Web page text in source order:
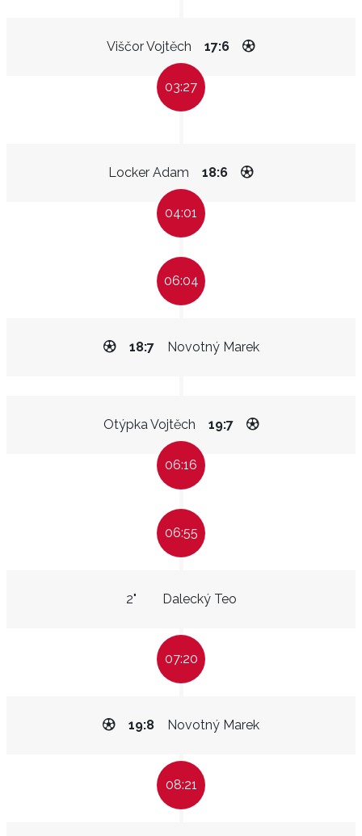
Viščor Vojtěch 17:6
03:27
Locker Adam 18:6
04:01
06:04
Novotný Marek
18:7
Otýpka Vojtěch 19:7
06:16
06:55
Dalecký Teo
2"
07:20
Novotný Marek
19:8
08:21